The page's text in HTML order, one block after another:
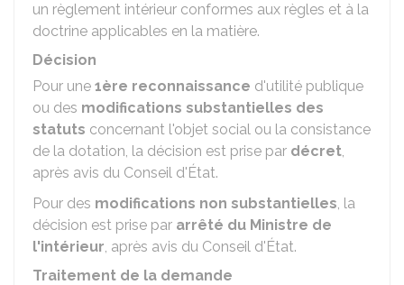
un règlement intérieur conformes aux règles et à la
doctrine applicables en la matière.
Décision
Pour une 1ère reconnaissance d'utilité publique
ou des modifications substantielles des
statuts concernant l'objet social ou la consistance
de la dotation, la décision est prise par décret,
après avis du Conseil d'État.
Pour des modifications non substantielles, la
décision est prise par arrêté du Ministre de
l'intérieur, après avis du Conseil d'État.
Traitement de la demande